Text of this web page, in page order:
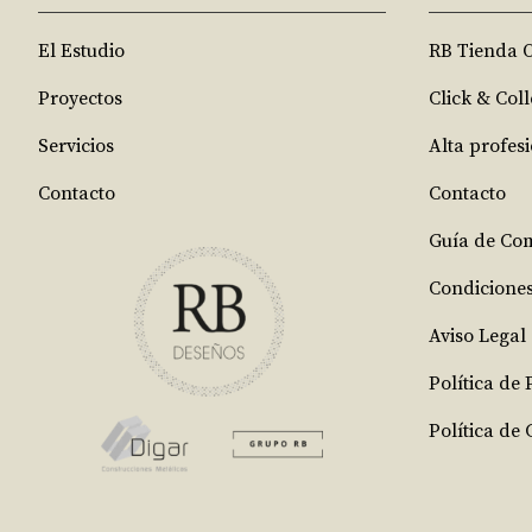
El Estudio
Proyectos
Servicios
Contacto
RB Tienda
Click &
Alta
Contacto
Guía de
Aviso Legal
Política de
Política de